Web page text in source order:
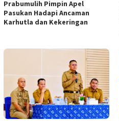
Prabumulih Pimpin Apel
Pasukan Hadapi Ancaman
Karhutla dan Kekeringan